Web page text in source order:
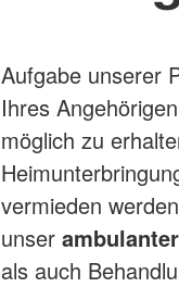
Aufgabe unserer
Ihres
möglich zu
vermieden
unser
als auch